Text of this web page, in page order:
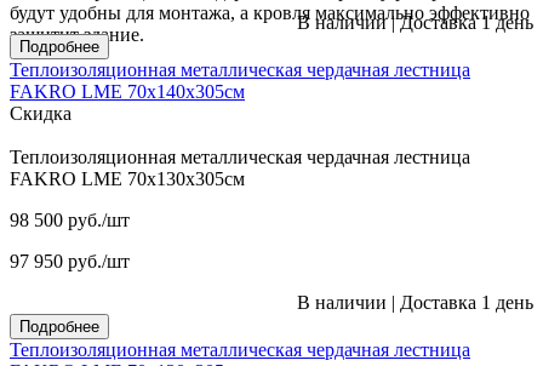
будут удобны для монтажа, а кровля максимально эффективно
защитит здание.
В наличии|Доставка 1 день
Подробнее
Теплоизоляционная металлическая чердачная лестница
FAKRO LME 70х140х305см
Скидка
Теплоизоляционная металлическая чердачная лестница
FAKRO LME 70х130х305см
98 500 руб./шт
97 950 руб./шт
В наличии | Доставка 1 день
Подробнее
Теплоизоляционная металлическая чердачная лестница